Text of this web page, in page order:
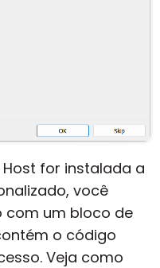
for instalada a
você
com um bloco de
o código
Veja como